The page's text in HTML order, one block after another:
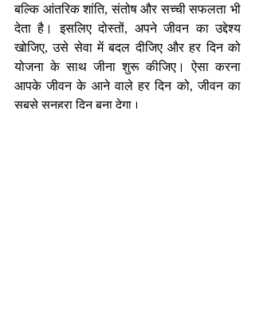
बल्कि आंतरिक शांति, संतोष और सच्ची सफलता भी
देता है। इसलिए दोस्तों, अपने जीवन का उद्देश्य
खोजिए, उसे सेवा में बदल दीजिए और हर दिन को
योजना के साथ जीना शुरू कीजिए। ऐसा करना
आपके जीवन के आने वाले हर दिन को, जीवन का
सबसे सुनहरा दिन बना देगा।